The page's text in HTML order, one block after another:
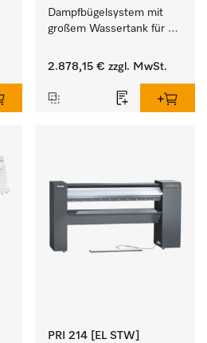
Dampfbügelsystem mit
großem Wassertank für
perfekte
2.878,15 € zzgl. MwSt.
PRI 214 [EL STW]